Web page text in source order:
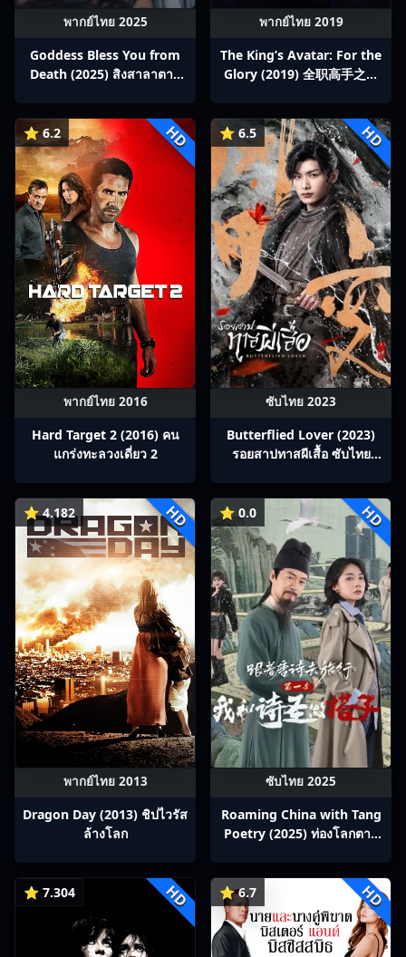
พากย์ไทย 2025
Goddess Bless You from
Death (2025) สิงสาลาตาย
พากย์ไทย 2019
The King’s Avatar: For the
Glory (2019) 全职高手之巅
⭐ 6.2 HD
พากย์ไทย 2016
Hard Target 2 (2016) คน
แกร่งทะลวงเดี่ยว 2
⭐ 6.5 HD
ซับไทย 2023
Butterflied Lover (2023)
รอยสาปทาสผีเสื้อ ซับไทย
⭐ 4.182 HD
พากย์ไทย 2013
Dragon Day (2013) ชิปไวรัส
ล้างโลก
⭐ 0.0 HD
ซับไทย 2025
Roaming China with Tang
Poetry (2025) ท่องโลกตาม
⭐ 7.304 HD ⭐ 6.7 HD